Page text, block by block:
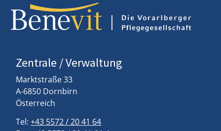
Zentrale / Verwaltung
Marktstraße 33
A-6850 Dornbirn
Österreich
Tel:+43 5572 / 20 41 64